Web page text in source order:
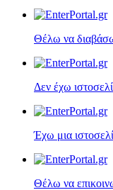
Θέλω να
Δεν έχω
Έχω μια
Θέλω να